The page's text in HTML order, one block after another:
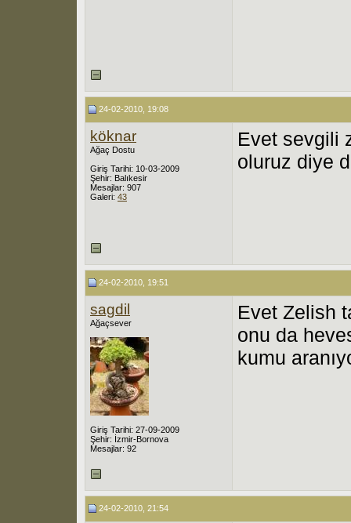
24-02-2010, 19:08
köknar
Ağaç Dostu
Giriş Tarihi: 10-03-2009
Şehir: Balıkesir
Mesajlar: 907
Galeri: 43
Evet sevgili
oluruz diye
24-02-2010, 19:51
sagdil
Ağaçsever
Giriş Tarihi: 27-09-2009
Şehir: İzmir-Bornova
Mesajlar: 92
Evet Zelish
onu da
kumu
24-02-2010, 21:54